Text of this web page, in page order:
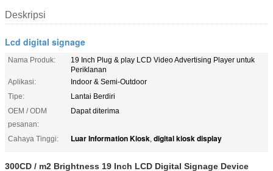
Deskripsi
Lcd digital signage
Nama Produk:
19 Inch Plug & play LCD Video Advertising Player untuk
Periklanan
Aplikasi:
Indoor & Semi-Outdoor
Tipe:
Lantai Berdiri
OEM / ODM
pesanan:
Dapat diterima
Cahaya Tinggi: Luar Information Kiosk, digital kiosk display
300CD / m2 Brightness 19 Inch LCD Digital Signage Device